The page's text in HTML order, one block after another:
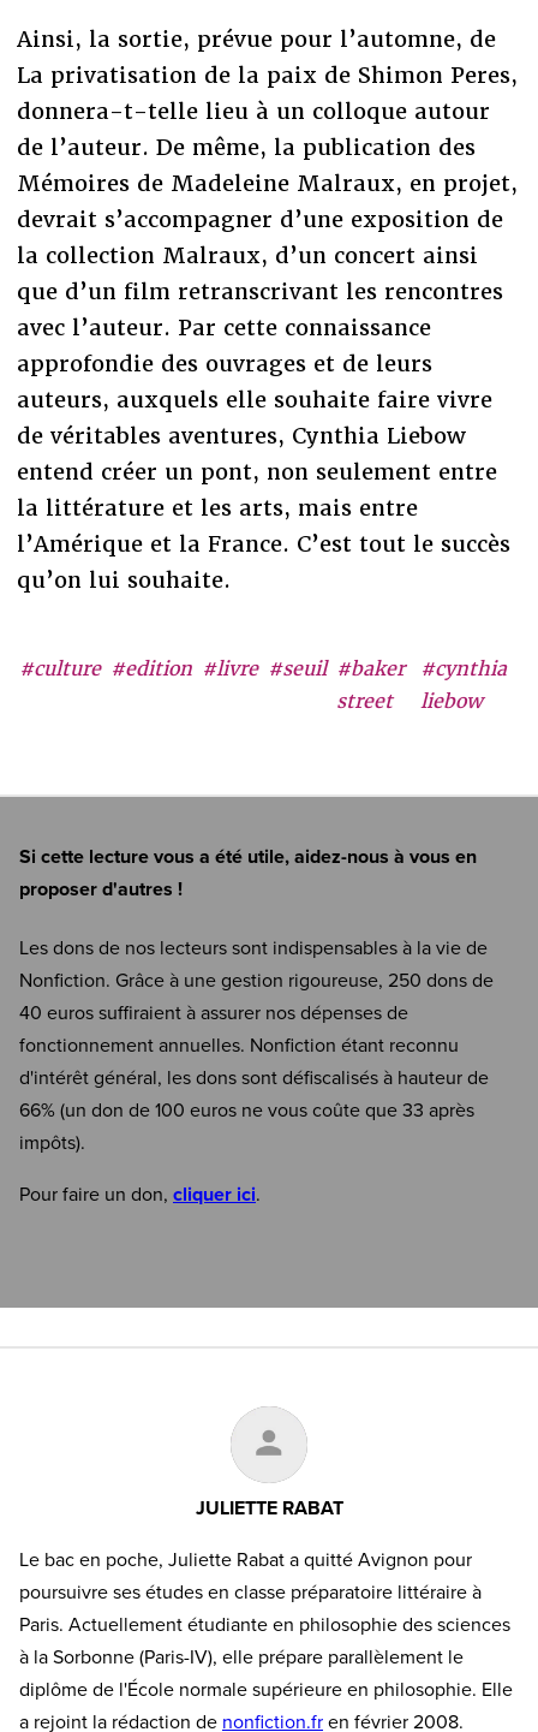
#culture #edition #livre #seuil #baker
street
#cynthia
liebow
Ainsi, la sortie, prévue pour l’automne, de
La privatisation de la paix de Shimon Peres,
donnera-t-telle lieu à un colloque autour
de l’auteur. De même, la publication des
Mémoires de Madeleine Malraux, en projet,
devrait s’accompagner d’une exposition de
la collection Malraux, d’un concert ainsi
que d’un film retranscrivant les rencontres
avec l’auteur. Par cette connaissance
approfondie des ouvrages et de leurs
auteurs, auxquels elle souhaite faire vivre
de véritables aventures, Cynthia Liebow
entend créer un pont, non seulement entre
la littérature et les arts, mais entre
l’Amérique et la France. C’est tout le succès
qu’on lui souhaite.
Si cette lecture vous a été utile, aidez-nous à vous en
proposer d'autres !
Les dons de nos lecteurs sont indispensables à la vie de
Nonfiction. Grâce à une gestion rigoureuse, 250 dons de
40 euros suffiraient à assurer nos dépenses de
fonctionnement annuelles. Nonfiction étant reconnu
d'intérêt général, les dons sont défiscalisés à hauteur de
66% (un don de 100 euros ne vous coûte que 33 après
impôts).
Pour faire un don, cliquer ici.
JULIETTE RABAT
Le bac en poche, Juliette Rabat a quitté Avignon pour
poursuivre ses études en classe préparatoire littéraire à
Paris. Actuellement étudiante en philosophie des sciences
à la Sorbonne (Paris-IV), elle prépare parallèlement le
diplôme de l'École normale supérieure en philosophie. Elle
a rejoint la rédaction de nonfiction.fr en février 2008.